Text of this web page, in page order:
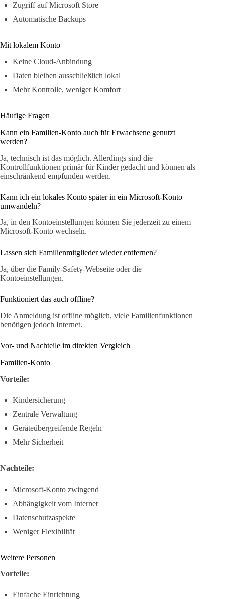
Zugriff auf Microsoft Store
Automatische Backups
Mit lokalem Konto
Keine Cloud-Anbindung
Daten bleiben ausschließlich lokal
Mehr Kontrolle, weniger Komfort
Häufige Fragen
Kann ein Familien-Konto auch für Erwachsene genutzt
werden?
Ja, technisch ist das möglich. Allerdings sind die
Kontrollfunktionen primär für Kinder gedacht und können als
einschränkend empfunden werden.
Kann ich ein lokales Konto später in ein Microsoft-Konto
umwandeln?
Ja, in den Kontoeinstellungen können Sie jederzeit zu einem
Microsoft-Konto wechseln.
Lassen sich Familienmitglieder wieder entfernen?
Ja, über die Family-Safety-Webseite oder die
Kontoeinstellungen.
Funktioniert das auch offline?
Die Anmeldung ist offline möglich, viele Familienfunktionen
benötigen jedoch Internet.
Vor- und Nachteile im direkten Vergleich
Familien-Konto
Vorteile:
Kindersicherung
Zentrale Verwaltung
Geräteübergreifende Regeln
Mehr Sicherheit
Nachteile:
Microsoft-Konto zwingend
Abhängigkeit vom Internet
Datenschutzaspekte
Weniger Flexibilität
Weitere Personen
Vorteile:
Einfache Einrichtung